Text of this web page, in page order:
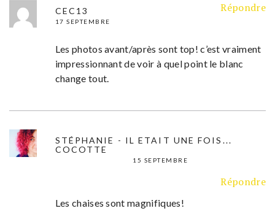
CEC13
17 SEPTEMBRE
Répondre
Les photos avant/après sont top! c’est vraiment
impressionnant de voir à quel point le blanc
change tout.
STÉPHANIE - IL ETAIT UNE FOIS...
COCOTTE
15 SEPTEMBRE
Répondre
Les chaises sont magnifiques!